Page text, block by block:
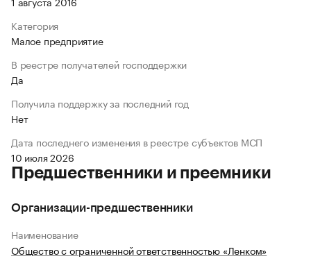
Категория
Малое предприятие
В реестре получателей господдержки
Да
Получила поддержку за последний год
Нет
Дата последнего изменения в реестре субъектов МСП
10 июля 2026
Предшественники и преемники
Организации-предшественники
Наименование
Общество с ограниченной ответственностью «Ленком»